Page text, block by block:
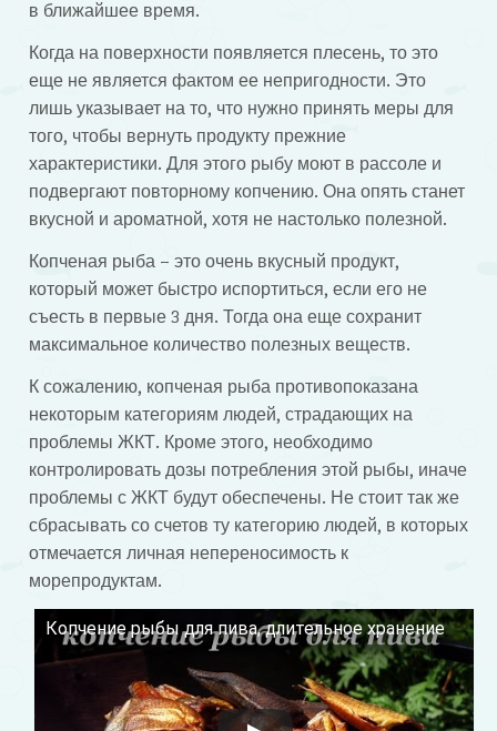
в ближайшее время.
Когда на поверхности появляется плесень, то это
еще не является фактом ее непригодности. Это
лишь указывает на то, что нужно принять меры для
того, чтобы вернуть продукту прежние
характеристики. Для этого рыбу моют в рассоле и
подвергают повторному копчению. Она опять станет
вкусной и ароматной, хотя не настолько полезной.
Копченая рыба – это очень вкусный продукт,
который может быстро испортиться, если его не
съесть в первые 3 дня. Тогда она еще сохранит
максимальное количество полезных веществ.
К сожалению, копченая рыба противопоказана
некоторым категориям людей, страдающих на
проблемы ЖКТ. Кроме этого, необходимо
контролировать дозы потребления этой рыбы, иначе
проблемы с ЖКТ будут обеспечены. Не стоит так же
сбрасывать со счетов ту категорию людей, в которых
отмечается личная непереносимость к
морепродуктам.
Копчение рыбы для пива, длительное хранение
Смотрите это видео на YouTube